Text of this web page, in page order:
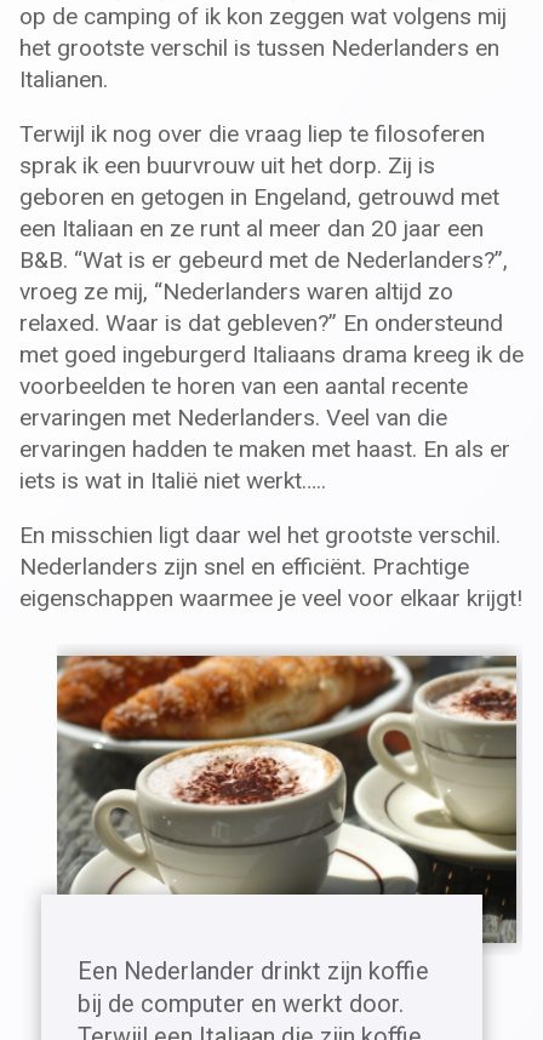
op de camping of ik kon zeggen wat volgens mij
het grootste verschil is tussen Nederlanders en
Italianen.
Terwijl ik nog over die vraag liep te filosoferen
sprak ik een buurvrouw uit het dorp. Zij is
geboren en getogen in Engeland, getrouwd met
een Italiaan en ze runt al meer dan 20 jaar een
B&B. “Wat is er gebeurd met de Nederlanders?”,
vroeg ze mij, “Nederlanders waren altijd zo
relaxed. Waar is dat gebleven?” En ondersteund
met goed ingeburgerd Italiaans drama kreeg ik de
voorbeelden te horen van een aantal recente
ervaringen met Nederlanders. Veel van die
ervaringen hadden te maken met haast. En als er
iets is wat in Italië niet werkt…..
En misschien ligt daar wel het grootste verschil.
Nederlanders zijn snel en efficiënt. Prachtige
eigenschappen waarmee je veel voor elkaar krijgt!
Een Nederlander drinkt zijn koffie
bij de computer en werkt door.